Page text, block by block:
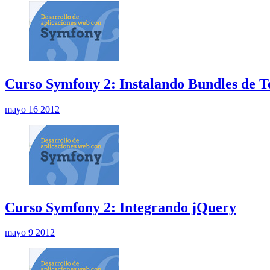
Curso Symfony 2: Instalando Bundles de
mayo 16 2012
Curso Symfony 2: Integrando jQuery
mayo 9 2012